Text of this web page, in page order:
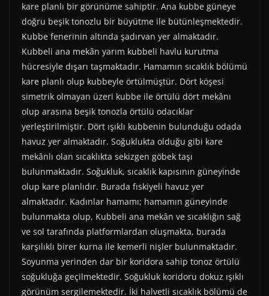
kare planlı bir görünüme sahiptir. Ana kubbe güneye
doğru beşik tonozlu bir büyütme ile bütünleşmektedir.
Kubbe fenerinin altında şadırvan yer almaktadır.
Kubbeli ana mekân yarım kubbeli havlu kurutma
hücresiyle dışarı taşmaktadır. Hamamın sıcaklık bölümü
kare planlı olup kubbeyle örtülmüştür. Dört köşesi
simetrik olmayan üzeri kubbe ile örtülü dört mekânı
olup arasına beşik tonozla örtülü odacıklar
yerleştirilmiştir. Dört ışıklı kubbenin bulunduğu odada
havuz yer almaktadır. Soğuklukta olduğu gibi kare
mekânlı olan sıcaklıkta sekizgen göbek taşı
bulunmaktadır. Soğukluk, sıcaklık kapısının güneyinde
olup kare planlıdır. Burada fıskiyeli havuz yer
almaktadır. Kadınlar hamamı; hamamın güneyinde
bulunmakta olup, Kubbeli ana mekân ve sıcaklığın sağ
ve sol tarafında platformlardan oluşmakta, burada
karşılıklı birer kurna ile kemerli nişler bulunmaktadır.
Soyunma yerinden dar bir koridora sahip tonoz örtülü
soğukluğa geçilmektedir. Soğukluk koridoru dokuz ışıklı
görünüm sergilemektedir. İki halvetli sıcaklık bölümü de